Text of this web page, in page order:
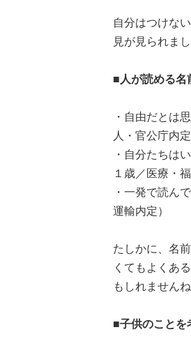
自分はつけな
見が見られまし
■人が読める名
・自由だとは
人・官公庁内定
・自分たちは
１歳／医療・福
・一発で読ん
運輸内定）
たしかに、名
くてもよくあ
もしれませんね
■子供のことを